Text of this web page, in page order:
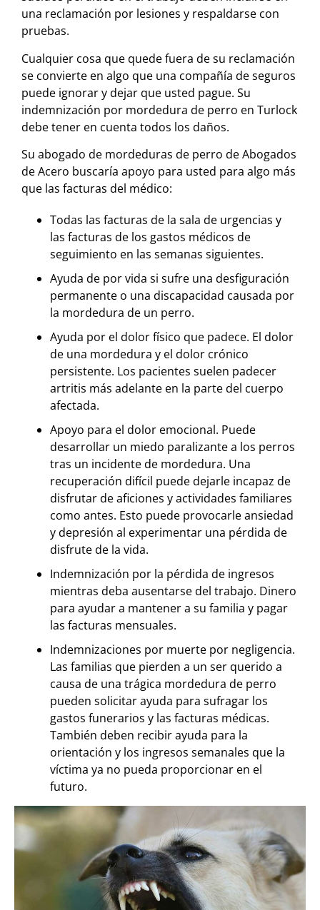
una reclamación por lesiones y respaldarse con
pruebas.
Cualquier cosa que quede fuera de su reclamación
se convierte en algo que una compañía de seguros
puede ignorar y dejar que usted pague. Su
indemnización por mordedura de perro en Turlock
debe tener en cuenta todos los daños.
Su abogado de mordeduras de perro de Abogados
de Acero buscaría apoyo para usted para algo más
que las facturas del médico:
Todas las facturas de la sala de urgencias y
las facturas de los gastos médicos de
seguimiento en las semanas siguientes.
Ayuda de por vida si sufre una desfiguración
permanente o una discapacidad causada por
la mordedura de un perro.
Ayuda por el dolor físico que padece. El dolor
de una mordedura y el dolor crónico
persistente. Los pacientes suelen padecer
artritis más adelante en la parte del cuerpo
afectada.
Apoyo para el dolor emocional. Puede
desarrollar un miedo paralizante a los perros
tras un incidente de mordedura. Una
recuperación difícil puede dejarle incapaz de
disfrutar de aficiones y actividades familiares
como antes. Esto puede provocarle ansiedad
y depresión al experimentar una pérdida de
disfrute de la vida.
Indemnización por la pérdida de ingresos
mientras deba ausentarse del trabajo. Dinero
para ayudar a mantener a su familia y pagar
las facturas mensuales.
Indemnizaciones por muerte por negligencia.
Las familias que pierden a un ser querido a
causa de una trágica mordedura de perro
pueden solicitar ayuda para sufragar los
gastos funerarios y las facturas médicas.
También deben recibir ayuda para la
orientación y los ingresos semanales que la
víctima ya no pueda proporcionar en el
futuro.